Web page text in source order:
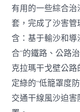
有用的一些綜合
套，完成了沙害
含：基于輸沙和導
合”的鐵路、公路
克拉瑪干戈壁公
定綠的“低籠罩度
交通干線風沙迫